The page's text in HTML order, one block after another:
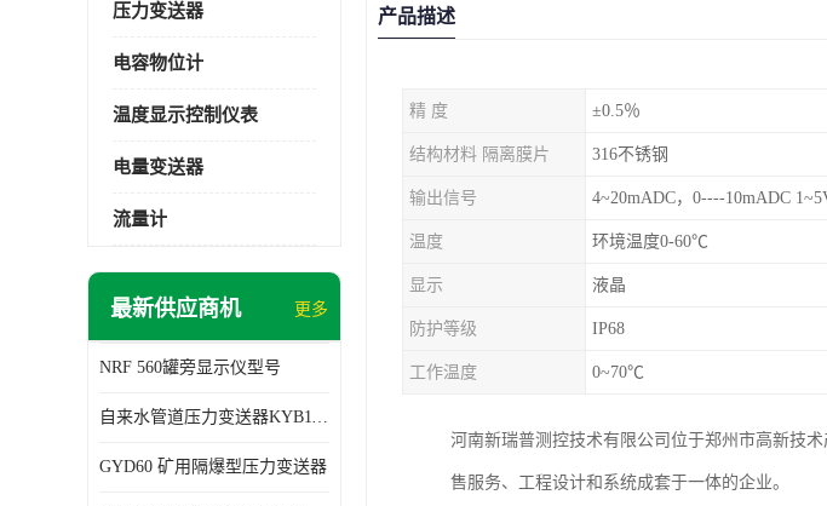
压力变送器
电容物位计
温度显示控制仪表
电量变送器
流量计
最新供应商机 更多
NRF 560罐旁显示仪型号
自来水管道压力变送器KYB11G03M2型号 使用方便
GYD60 矿用隔爆型压力变送器
产品描述
精 度 ±0.5％
结构材料 隔离膜片 316不锈钢
输出信号 4~20mADC，0----10mADC
温度 环境温度0-60℃
显示 液晶
防护等级 IP68
工作温度 0~70℃
河南新瑞普测控技术有限公司位于郑州市高新技
售服务、工程设计和系统成套于一体的企业。